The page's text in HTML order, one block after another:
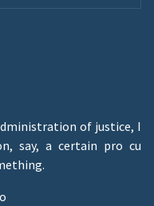
of justice, I
say, a certain pro cu